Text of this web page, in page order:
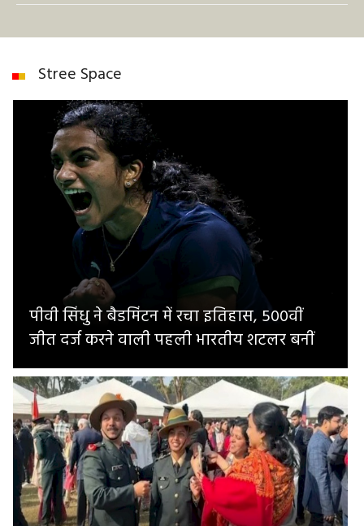
Stree Space
पीवी सिंधु ने बैडमिंटन में रचा इतिहास, 500वीं
जीत दर्ज करने वाली पहली भारतीय शटलर बनीं